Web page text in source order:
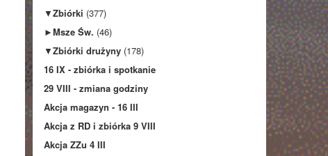
▼Zbiórki (377)
►Msze Św. (46)
▼Zbiórki drużyny (178)
16 IX - zbiórka i spotkanie
29 VIII - zmiana godziny
Akcja magazyn - 16 III
Akcja z RD i zbiórka 9 VIII
Akcja ZZu 4 III